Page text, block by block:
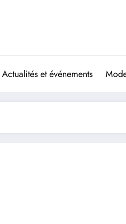
Actualités et événements